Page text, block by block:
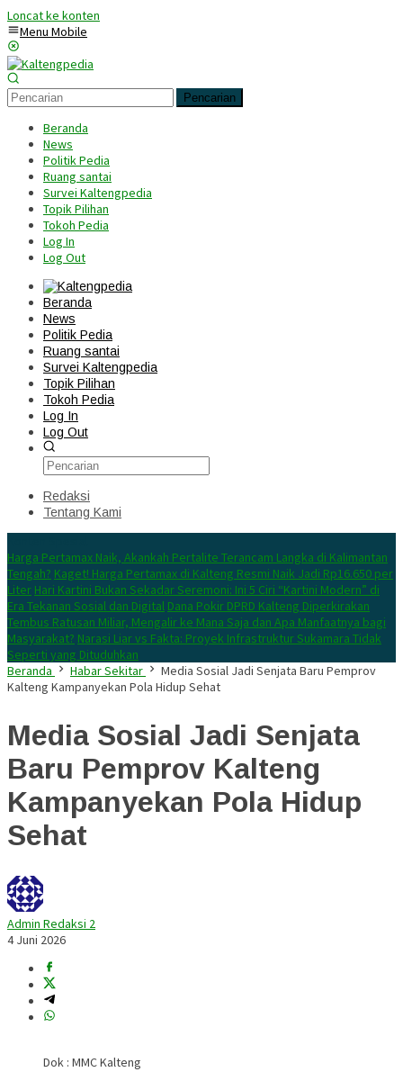
Loncat ke konten
Menu Mobile
Pencarian
Beranda
News
Politik Pedia
Ruang santai
Survei Kaltengpedia
Topik Pilihan
Tokoh Pedia
Log In
Log Out
Beranda
News
Politik Pedia
Ruang santai
Survei Kaltengpedia
Topik Pilihan
Tokoh Pedia
Log In
Log Out
Redaksi
Tentang Kami
Harga Pertamax Naik, Akankah Pertalite Terancam Langka di Kalimantan
Tengah? Kaget! Harga Pertamax di Kalteng Resmi Naik Jadi Rp16.650 per
Liter Hari Kartini Bukan Sekadar Seremoni: Ini 5 Ciri “Kartini Modern” di
Era Tekanan Sosial dan Digital Dana Pokir DPRD Kalteng Diperkirakan
Tembus Ratusan Miliar, Mengalir ke Mana Saja dan Apa Manfaatnya bagi
Masyarakat? Narasi Liar vs Fakta: Proyek Infrastruktur Sukamara Tidak
Seperti yang Dituduhkan
Beranda
Habar Sekitar
Media Sosial Jadi Senjata Baru Pemprov
Kalteng Kampanyekan Pola Hidup Sehat
Media Sosial Jadi Senjata
Baru Pemprov Kalteng
Kampanyekan Pola Hidup
Sehat
Admin Redaksi 2
4 Juni 2026
Dok : MMC Kalteng